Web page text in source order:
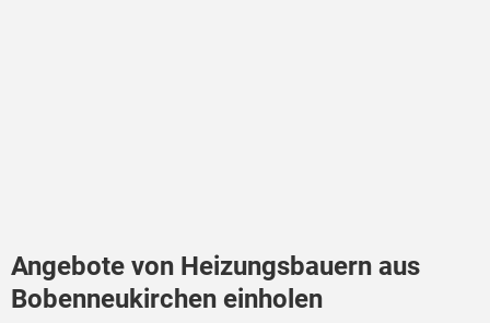
Angebote von Heizungsbauern aus
Bobenneukirchen einholen